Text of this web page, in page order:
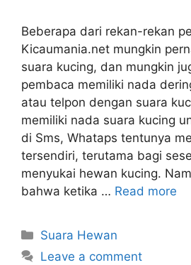
Beberapa dari rekan-rekan
Kicaumania.net mungkin
suara kucing, dan mungkin
pembaca memiliki nada
atau telpon dengan suara
memiliki nada suara kucing
di Sms, Whataps tentunya
tersendiri, terutama bagi
menyukai hewan kucing.
bahwa ketika … Read more
Categories
Suara Hewan
Leave a comment